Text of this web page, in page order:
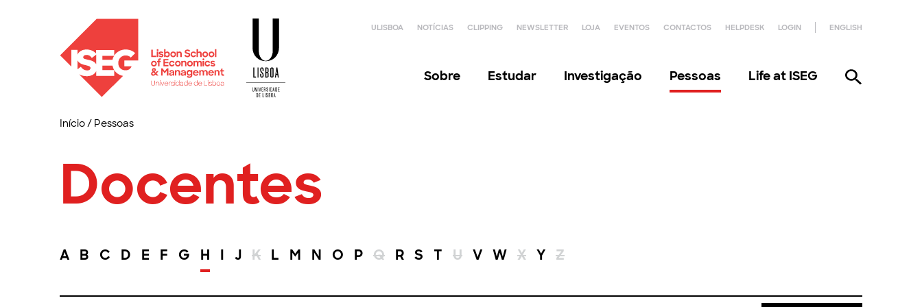
ULISBOA NOTÍCIAS CLIPPING NEWSLETTER LOJA EVENTOS CONTACTOS HELPDESK LOGIN ENGLISH
Sobre Estudar Investigação Pessoas Life at ISEG
Início/ Pessoas
Docentes
A B C D E F G H I J K L M N O P Q R S T U V W X Y Z